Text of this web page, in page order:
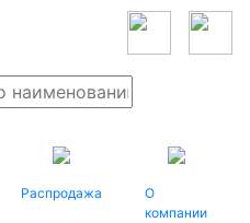
Распродажа
О
компании